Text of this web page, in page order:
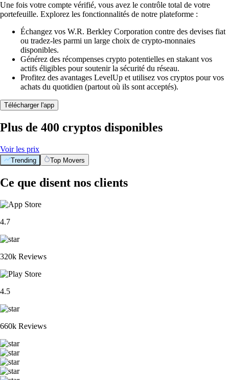
Une fois votre compte vérifié, vous avez le contrôle total de votre
portefeuille. Explorez les fonctionnalités de notre plateforme :
Échangez vos W.R. Berkley Corporation contre des devises fiat
ou tradez-les parmi un large choix de crypto-monnaies
disponibles.
Générez des récompenses crypto potentielles en stakant vos
actifs éligibles pour soutenir la sécurité du réseau.
Profitez des avantages LevelUp et utilisez vos cryptos pour vos
achats du quotidien (partout où ils sont acceptés).
Télécharger l'app
Plus de 400 cryptos disponibles
Voir les prix
Trending Top Movers
Ce que disent nos clients
4.7
320k Reviews
4.5
660k Reviews